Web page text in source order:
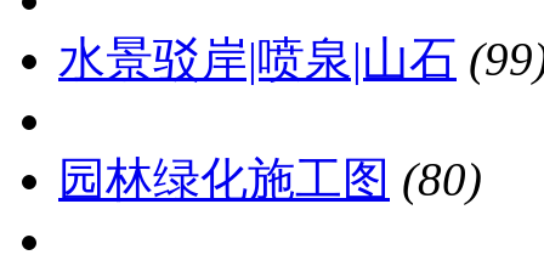
水景驳岸|喷泉|山石
园林绿化施工图 (80)